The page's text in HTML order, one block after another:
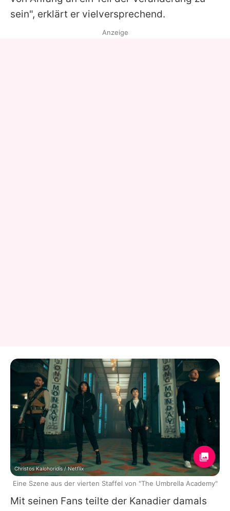
sein", erklärt er vielversprechend.
Mit seinen Fans teilte der Kanadier damals
Anzeige
Christos Kalohoridis / Netflix
Eine Szene aus der vierten Staffel von "The Umbrella Academy"